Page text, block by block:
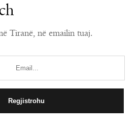
Tiranë, në emailin tuaj.